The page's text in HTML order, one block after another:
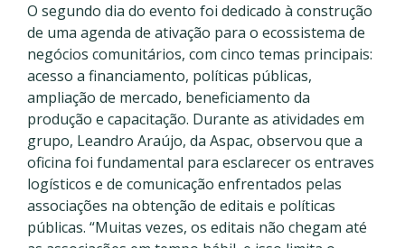
O segundo dia do evento foi dedicado à construção
de uma agenda de ativação para o ecossistema de
negócios comunitários, com cinco temas principais:
acesso a financiamento, políticas públicas,
ampliação de mercado, beneficiamento da
produção e capacitação. Durante as atividades em
grupo, Leandro Araújo, da Aspac, observou que a
oficina foi fundamental para esclarecer os entraves
logísticos e de comunicação enfrentados pelas
associações na obtenção de editais e políticas
públicas. “Muitas vezes, os editais não chegam até